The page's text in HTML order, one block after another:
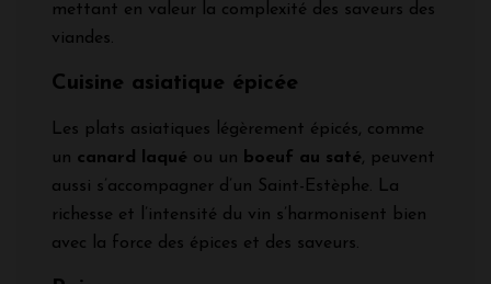
mettant en valeur la complexité des saveurs des
viandes.
Cuisine asiatique épicée
Les plats asiatiques légèrement épicés, comme
un canard laqué ou un boeuf au saté, peuvent
aussi s’accompagner d’un Saint-Estèphe. La
richesse et l’intensité du vin s’harmonisent bien
avec la force des épices et des saveurs.